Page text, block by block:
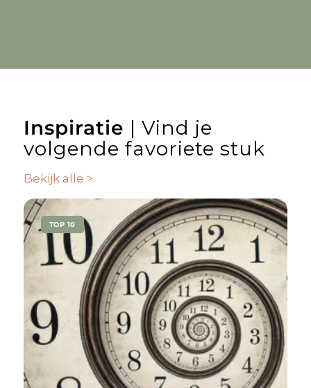
Inspiratie | Vind je
volgende favoriete stuk
Bekijk alle >
TOP 10